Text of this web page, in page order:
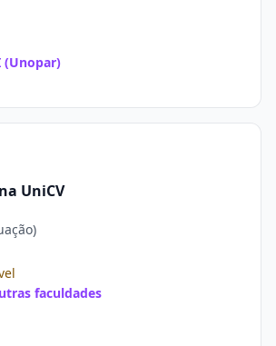
(Unopar)
UniCV
faculdades